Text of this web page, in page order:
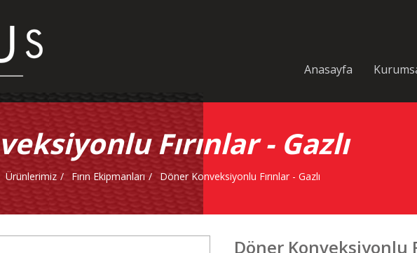
Anasayfa
Fırınlar - Gazlı
Ürünlerimiz Fırın Ekipmanları Döner Konveksiyonlu Fırınlar - Gazlı
Döner Konveksiyonlu